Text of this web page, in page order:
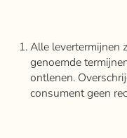
Alle levertermijnen
genoemde
ontlenen.
consument geen